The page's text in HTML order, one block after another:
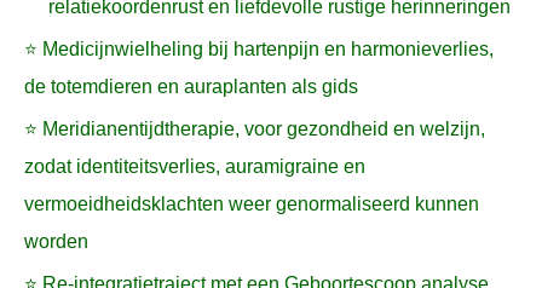
relatiekoordenrust en liefdevolle rustige herinneringen
⭐ Medicijnwielheling bij hartenpijn en harmonieverlies,
de totemdieren en auraplanten als gids
⭐ Meridianentijdtherapie, voor gezondheid en welzijn,
zodat identiteitsverlies, auramigraine en
vermoeidheidsklachten weer genormaliseerd kunnen
worden
⭐ Re-integratietraject met een Geboortescoop analyse,